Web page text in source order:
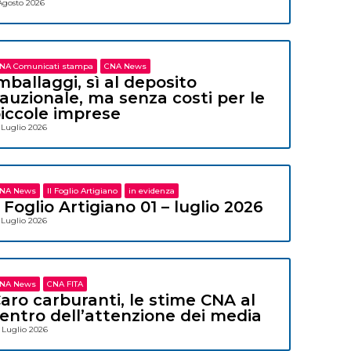
2026
Comunicati stampa CNA News
sì al deposito
ma senza costi per le
imprese
Luglio 2026
News Il Foglio Artigiano in evidenza
Foglio Artigiano 01 – luglio 2026
Luglio 2026
News CNA FITA
carburanti, le stime CNA al
dell’attenzione dei media
Luglio 2026